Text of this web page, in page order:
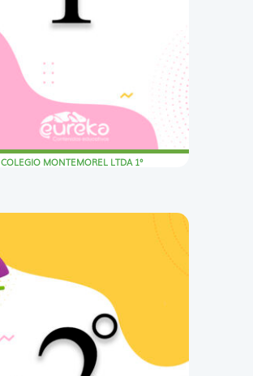
COLEGIO MONTEMOREL LTDA 1°